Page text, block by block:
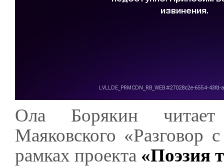
Ола Борякин читает
Маяковского «Разговор
рамках проекта «Поэзия